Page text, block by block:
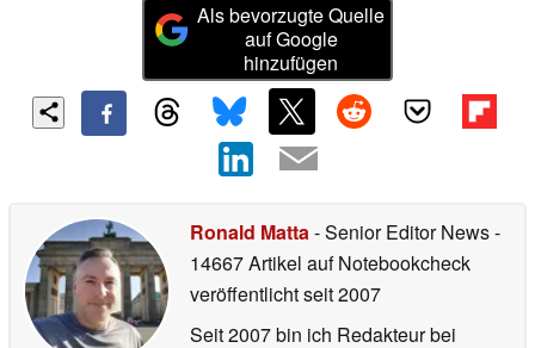
Als bevorzugte Quelle
auf Google
hinzufügen
Ronald Matta- Senior Editor News-
14667 Artikel auf Notebookcheck
veröffentlichtseit 2007
Seit 2007 bin ich Redakteur bei